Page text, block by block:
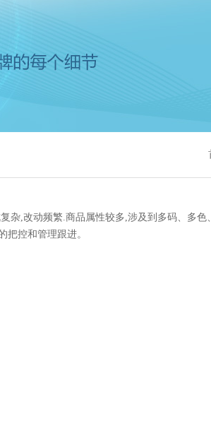
杂,改动频繁.商品属性较多,涉及到多码、多色
把控和管理跟进。